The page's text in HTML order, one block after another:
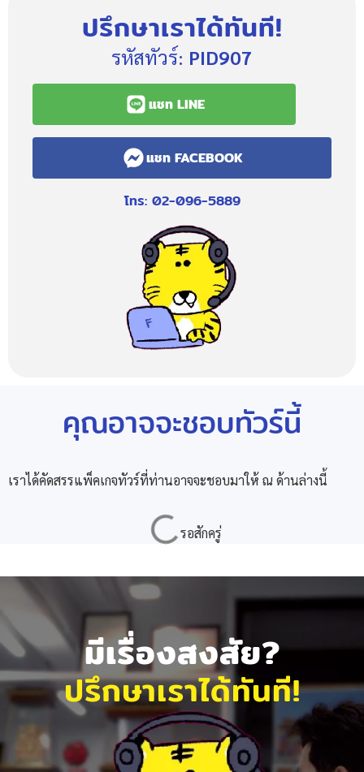
ปรึกษาเราได้ทันที!
รหัสทัวร์: PID907
แชท LINE
แชท FACEBOOK
โทร: 02-096-5889
คุณอาจจะชอบทัวร์นี้
เราได้คัดสรรแพ็คเกจทัวร์ที่ท่านอาจจะชอบมาให้ ณ ด้านล่างนี้
มีเรื่องสงสัย?
ปรึกษาเราได้ทันที!